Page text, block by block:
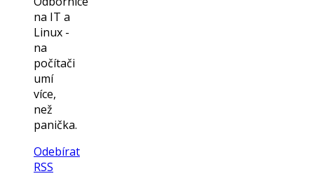
na IT a
Linux -
na
počítači
umí
více,
než
panička.
Odebírat
RSS